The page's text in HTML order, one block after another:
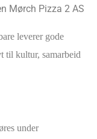
Mørch Pizza 2 AS
leverer gode
til kultur, samarbeid
under